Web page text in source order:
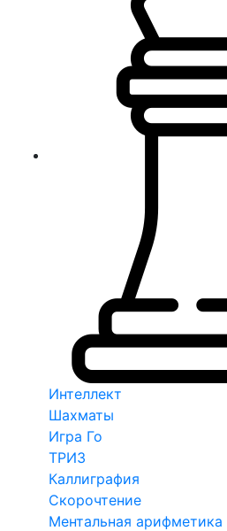
Интеллект
Шахматы
Игра Го
ТРИЗ
Каллиграфия
Скорочтение
Ментальная арифметика